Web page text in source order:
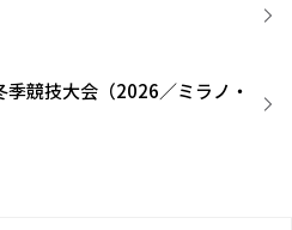
競技大会（2026／ミラノ・